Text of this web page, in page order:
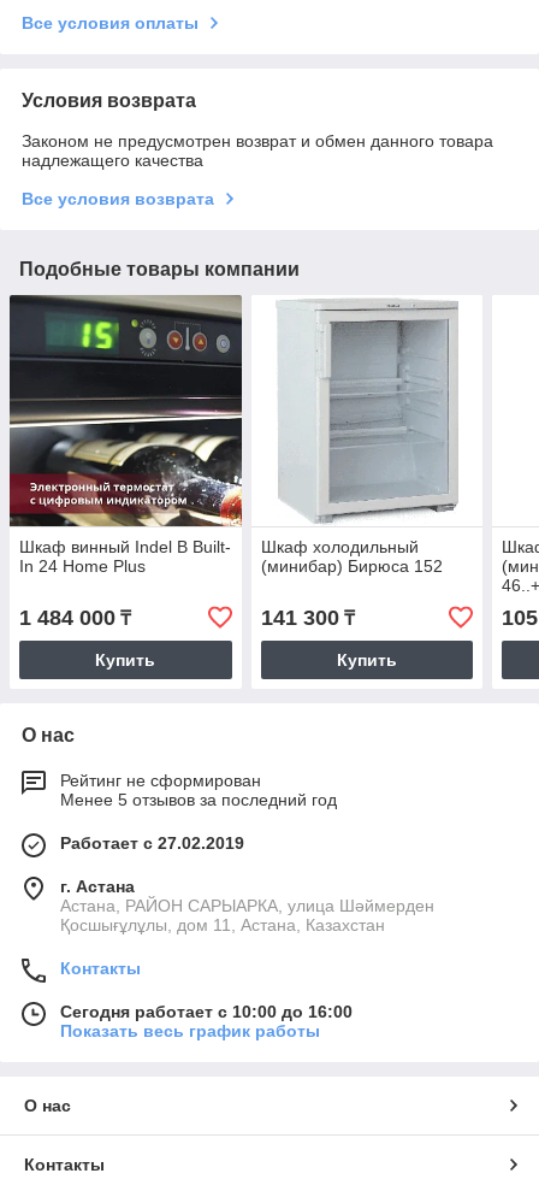
Все условия оплаты
Условия возврата
Законом не предусмотрен возврат и обмен данного товара
надлежащего качества
Все условия возврата
Подобные товары компании
Шкаф винный Indel B Built-
In 24 Home Plus
1 484 000 ₸
Купить
Шкаф холодильный
(минибар) Бирюса 152
141 300₸
Купить
О нас
Рейтинг не сформирован
Менее 5 отзывов за последний год
Работает с 27.02.2019
г. Астана
Астана, РАЙОН САРЫАРКА, улица Шәймерден
Қосшығұлұлы, дом 11, Астана, Казахстан
Контакты
Сегодня работает с 10:00 до 16:00
Показать весь график работы
О нас
Контакты